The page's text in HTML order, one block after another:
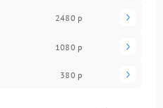
2480 р
1080 р
380 р